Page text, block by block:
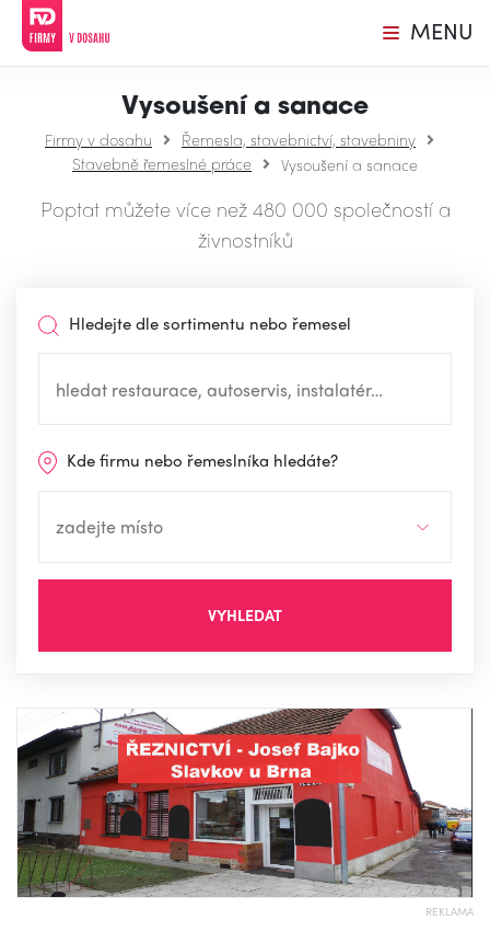
MENU
Vysoušení a sanace
Firmy v dosahu
Řemesla, stavebnictví, stavebniny
Stavebně řemeslné práce
Vysoušení a sanace
Poptat můžete více než 480 000 společností a
živnostníků
Hledejte dle sortimentu nebo řemesel
Kde firmu nebo řemeslníka hledáte?
VYHLEDAT
REKLAMA